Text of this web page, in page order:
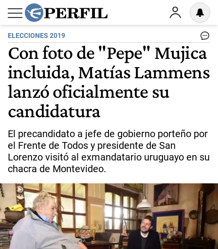
ELECCIONES 2019
Con foto de "Pepe" Mujica
incluida, Matías Lammens
lanzó oficialmente su
candidatura
El precandidato a jefe de gobierno porteño por
el Frente de Todos y presidente de San
Lorenzo visitó al exmandatario uruguayo en su
chacra de Montevideo.